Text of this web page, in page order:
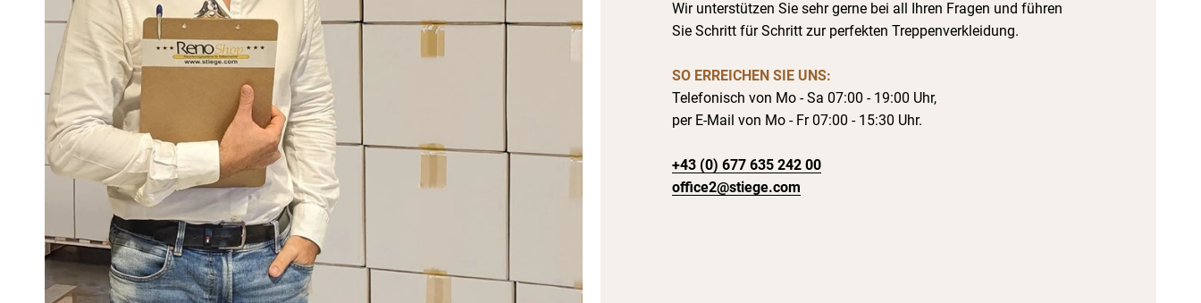
Wir unterstützen Sie sehr gerne bei all Ihren Fragen und führen
Sie Schritt für Schritt zur perfekten Treppenverkleidung.
SO ERREICHEN SIE UNS:
Telefonisch von Mo - Sa 07:00 - 19:00 Uhr,
per E-Mail von Mo - Fr 07:00 - 15:30 Uhr.
+43 (0) 677 635 242 00
office2@stiege.com